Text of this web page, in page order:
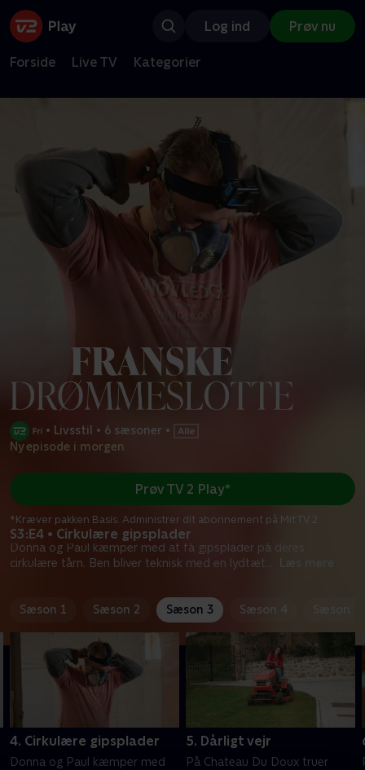
Log ind Prøv nu
Forside Live TV Kategorier
• Livsstil • 6 sæsoner •
Ny episode i morgen
S3:E4 • Cirkulære gipsplader
Donna og Paul kæmper med at få gipsplader på deres
cirkulære tårn. Ben bliver teknisk med en lydtæt... Læs mere
Prøv TV 2 Play*
*Kræver pakken Basis. Administrer dit abonnement på Mit TV 2.
Sæson 1 Sæson 2 Sæson 3 Sæson 4 Sæson 5
4. Cirkulære gipsplader
Donna og Paul kæmper med
5. Dårligt vejr
På Chateau Du Doux truer